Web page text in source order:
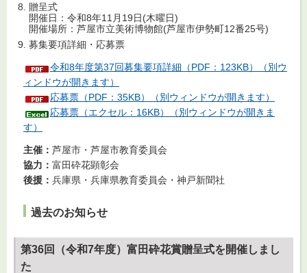
贈呈式
開催日：令和8年11月19日(木曜日)
開催場所：芦屋市立美術博物館(芦屋市伊勢町12番25号)
募集要項詳細・応募票
令和8年度第37回募集要項詳細（PDF：123KB）（別ウ
ィンドウが開きます）
応募票（PDF：35KB）（別ウィンドウが開きます）
応募票（エクセル：16KB）（別ウィンドウが開きま
す）
主催： 芦屋市・芦屋市教育委員会
協力： 富田砕花顕彰会
後援： 兵庫県・兵庫県教育委員会・神戸新聞社
過去のお知らせ
第36回（令和7年度）富田砕花賞贈呈式を開催しまし
た